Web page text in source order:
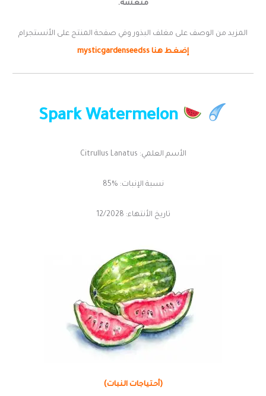
منعشة.
المزيد من الوصف على مغلف البذور وفي صفحة المنتج على الأنستجرام
إضغط هنا mysticgardenseedss
Spark Watermelon
الأسم العلمي: Citrullus Lanatus
نسبة الإنبات: %85
تاريخ الأنتهاء: 12/2028
(أحتياجات النبات)